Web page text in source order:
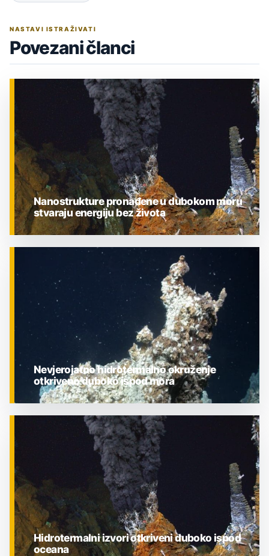
NASTAVI ISTRAŽIVATI
Povezani članci
Nanostrukture pronađene u dubokom moru
stvaraju energiju bez života
Nevjerojatno hidrotermalno okruženje
otkriveno duboko ispod mora
Hidrotermalni izvori otkriveni duboko ispod
oceana